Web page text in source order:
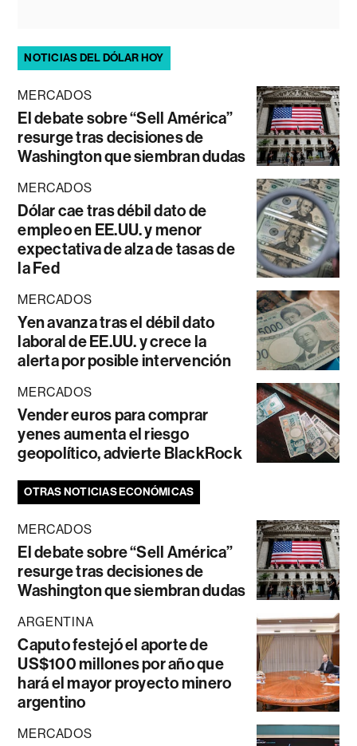
NOTICIAS DEL DÓLAR HOY
MERCADOS
El debate sobre “Sell América”
resurge tras decisiones de
Washington que siembran dudas
MERCADOS
Dólar cae tras débil dato de
empleo en EE.UU. y menor
expectativa de alza de tasas de
la Fed
MERCADOS
Yen avanza tras el débil dato
laboral de EE.UU. y crece la
alerta por posible intervención
MERCADOS
Vender euros para comprar
yenes aumenta el riesgo
geopolítico, advierte BlackRock
OTRAS NOTICIAS ECONÓMICAS
MERCADOS
El debate sobre “Sell América”
resurge tras decisiones de
Washington que siembran dudas
ARGENTINA
Caputo festejó el aporte de
US$100 millones por año que
hará el mayor proyecto minero
argentino
MERCADOS